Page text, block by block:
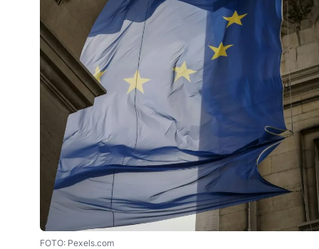
FOTO: Pexels.com